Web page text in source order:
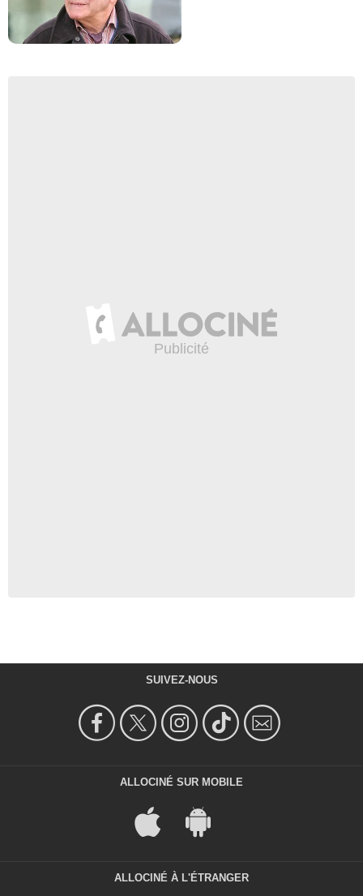
SUIVEZ-NOUS
ALLOCINÉ SUR MOBILE
ALLOCINÉ À L'ÉTRANGER